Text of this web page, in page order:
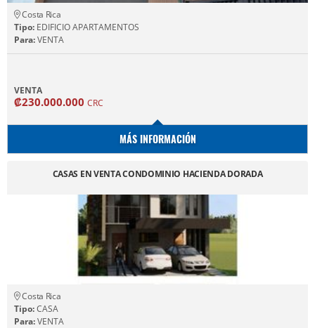
Costa Rica
Tipo: EDIFICIO APARTAMENTOS
Para:VENTA
VENTA
₡230.000.000 CRC
MÁS INFORMACIÓN
CASAS EN VENTA CONDOMINIO HACIENDA DORADA
Costa Rica
Tipo:CASA
Para:VENTA